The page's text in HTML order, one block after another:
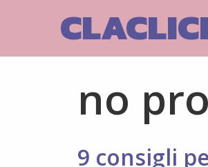
no
9 consigli